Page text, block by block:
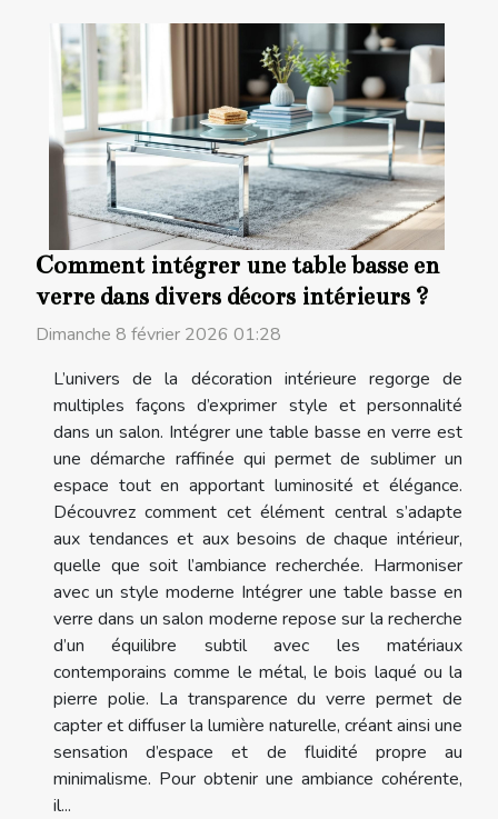
Comment intégrer une table basse en
verre dans divers décors intérieurs ?
Dimanche 8 février 2026 01:28
L’univers de la décoration intérieure regorge de
multiples façons d’exprimer style et personnalité
dans un salon. Intégrer une table basse en verre est
une démarche raffinée qui permet de sublimer un
espace tout en apportant luminosité et élégance.
Découvrez comment cet élément central s’adapte
aux tendances et aux besoins de chaque intérieur,
quelle que soit l’ambiance recherchée. Harmoniser
avec un style moderne Intégrer une table basse en
verre dans un salon moderne repose sur la recherche
d’un équilibre subtil avec les matériaux
contemporains comme le métal, le bois laqué ou la
pierre polie. La transparence du verre permet de
capter et diffuser la lumière naturelle, créant ainsi une
sensation d’espace et de fluidité propre au
minimalisme. Pour obtenir une ambiance cohérente,
il...